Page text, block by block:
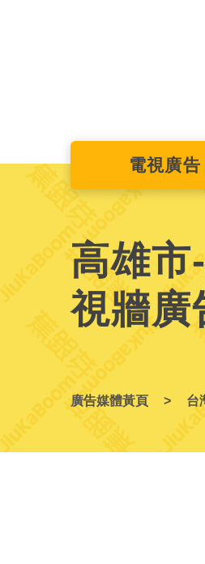
電視廣告
高雄市
視牆廣
廣告媒體黃頁 台